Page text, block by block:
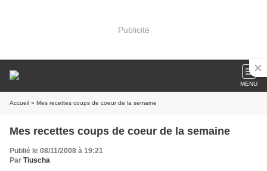
Publicité
MENU
Accueil » Mes recettes coups de coeur de la semaine
Mes recettes coups de coeur de la semaine
Publié le 08/11/2008 à 19:21
Par Tiuscha